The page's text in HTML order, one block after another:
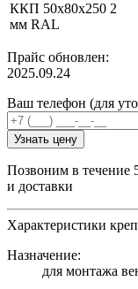
ККП 50х80х250 2
мм RAL
Прайс обновлен:
2025.09.24
Ваш телефон (для
Узнать цену
Позвоним в течение
и доставки
Характеристики
Назначение:
для монтажа